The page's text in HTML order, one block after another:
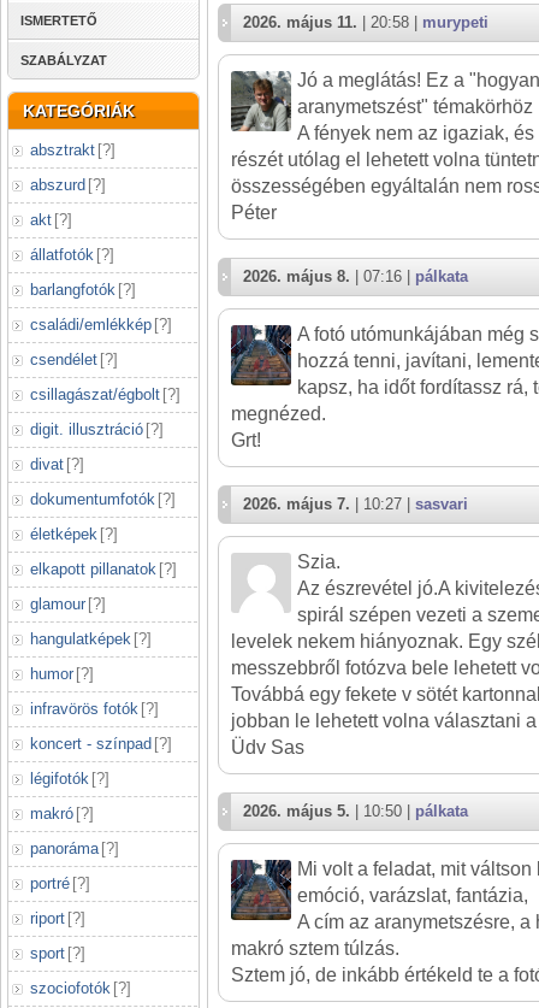
ISMERTETŐ
SZABÁLYZAT
KATEGÓRIÁK
absztrakt [?]
abszurd [?]
akt [?]
állatfotók [?]
barlangfotók [?]
családi/emlékkép [?]
csendélet [?]
csillagászat/égbolt [?]
digit. illusztráció [?]
divat [?]
dokumentumfotók [?]
életképek [?]
elkapott pillanatok [?]
glamour [?]
hangulatképek [?]
humor [?]
infravörös fotók [?]
koncert - színpad [?]
légifotók [?]
makró [?]
panoráma [?]
portré [?]
riport [?]
sport [?]
szociofotók [?]
2026. május 11. | 20:58 | murypeti
Jó a meglátás! Ez a
aranymetszést"
A fények nem az igaziak,
részét utólag el lehetett volna
összességében egyáltalán nem
Péter
2026. május 8. | 07:16 | pálkata
A fotó utómunkájában még
hozzá tenni, javítani,
kapsz, ha időt fordítassz rá,
megnézed.
Grt!
2026. május 7. | 10:27 | sasvari
Szia.
Az észrevétel jó.A
spirál szépen vezeti a
levelek nekem hiányoznak. Egy
messzebbről fotózva bele lehetett
Továbbá egy fekete v sötét
jobban le lehetett volna választani
Üdv Sas
2026. május 5. | 10:50 | pálkata
Mi volt a feladat, mit
emóció, varázslat, fantázia,
A cím az aranymetszésre, a
makró sztem túlzás.
Sztem jó, de inkább értékeld te a